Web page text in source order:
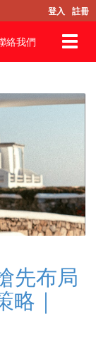
登入 註冊
絡我們
先布局
｜